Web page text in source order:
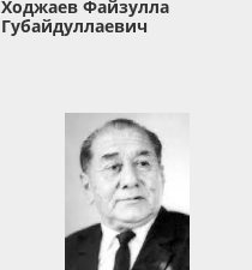
Ходжаев Файзулла
Губайдуллаевич